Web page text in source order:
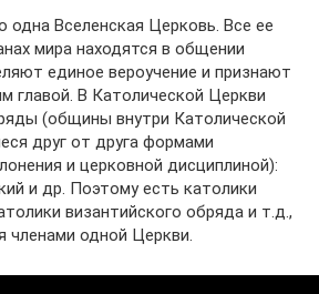
одна Вселенская Церковь. Все ее
мира находятся в общении
единое вероучение и признают
главой. В Католической Церкви
(общины внутри Католической
друг от друга формами
и церковной дисциплиной):
и др. Поэтому есть католики
византийского обряда и т.д.,
членами одной Церкви.